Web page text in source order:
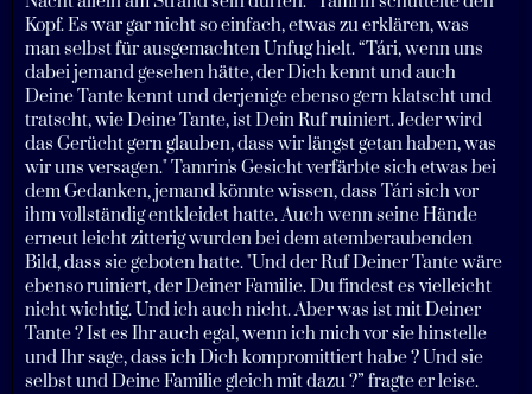
Kopf. Es war gar nicht so einfach, etwas zu erklären, was
man selbst für ausgemachten Unfug hielt. “Tári, wenn uns
dabei jemand gesehen hätte, der Dich kennt und auch
Deine Tante kennt und derjenige ebenso gern klatscht und
tratscht, wie Deine Tante, ist Dein Ruf ruiniert. Jeder wird
das Gerücht gern glauben, dass wir längst getan haben, was
wir uns versagen." Tamrin's Gesicht verfärbte sich etwas bei
dem Gedanken, jemand könnte wissen, dass Tári sich vor
ihm vollständig entkleidet hatte. Auch wenn seine Hände
erneut leicht zitterig wurden bei dem atemberaubenden
Bild, dass sie geboten hatte. "Und der Ruf Deiner Tante wäre
ebenso ruiniert, der Deiner Familie. Du findest es vielleicht
nicht wichtig. Und ich auch nicht. Aber was ist mit Deiner
Tante ? Ist es Ihr auch egal, wenn ich mich vor sie hinstelle
und Ihr sage, dass ich Dich kompromittiert habe ? Und sie
selbst und Deine Familie gleich mit dazu ?” fragte er leise.